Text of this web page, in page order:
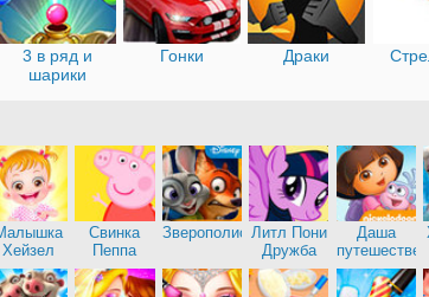
3 в ряд и
шарики
Гонки Драки
Хейзел
Свинка
Пеппа
Зверополис Литл Пони
Дружба
Даша